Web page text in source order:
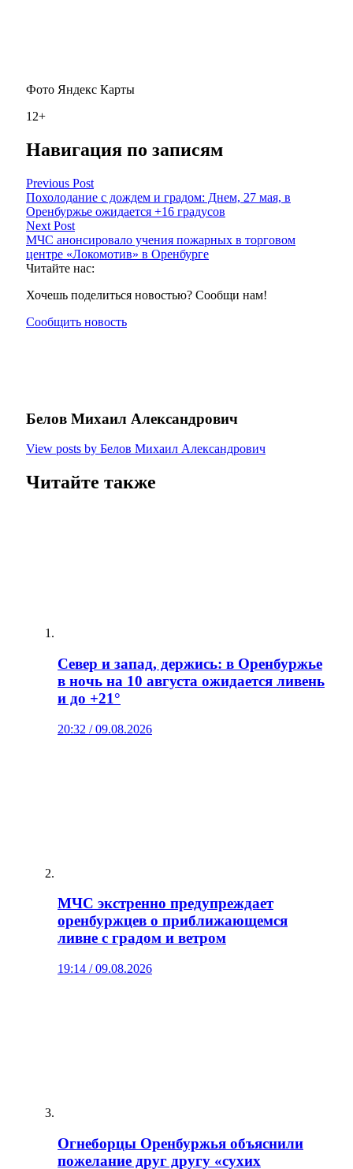
Фото Яндекс Карты
12+
Навигация по записям
Previous Post
Похолодание с дождем и градом: Днем, 27 мая, в
Оренбуржье ожидается +16 градусов
Next Post
МЧС анонсировало учения пожарных в торговом
центре «Локомотив» в Оренбурге
Читайте нас:
Хочешь поделиться новостью? Сообщи нам!
Сообщить новость
Белов Михаил Александрович
View posts by Белов Михаил Александрович
Читайте также
Север и запад, держись: в Оренбуржье
в ночь на 10 августа ожидается ливень
и до +21°
20:32 / 09.08.2026
МЧС экстренно предупреждает
оренбуржцев о приближающемся
ливне с градом и ветром
19:14 / 09.08.2026
Огнеборцы Оренбуржья объяснили
пожелание друг другу «сухих